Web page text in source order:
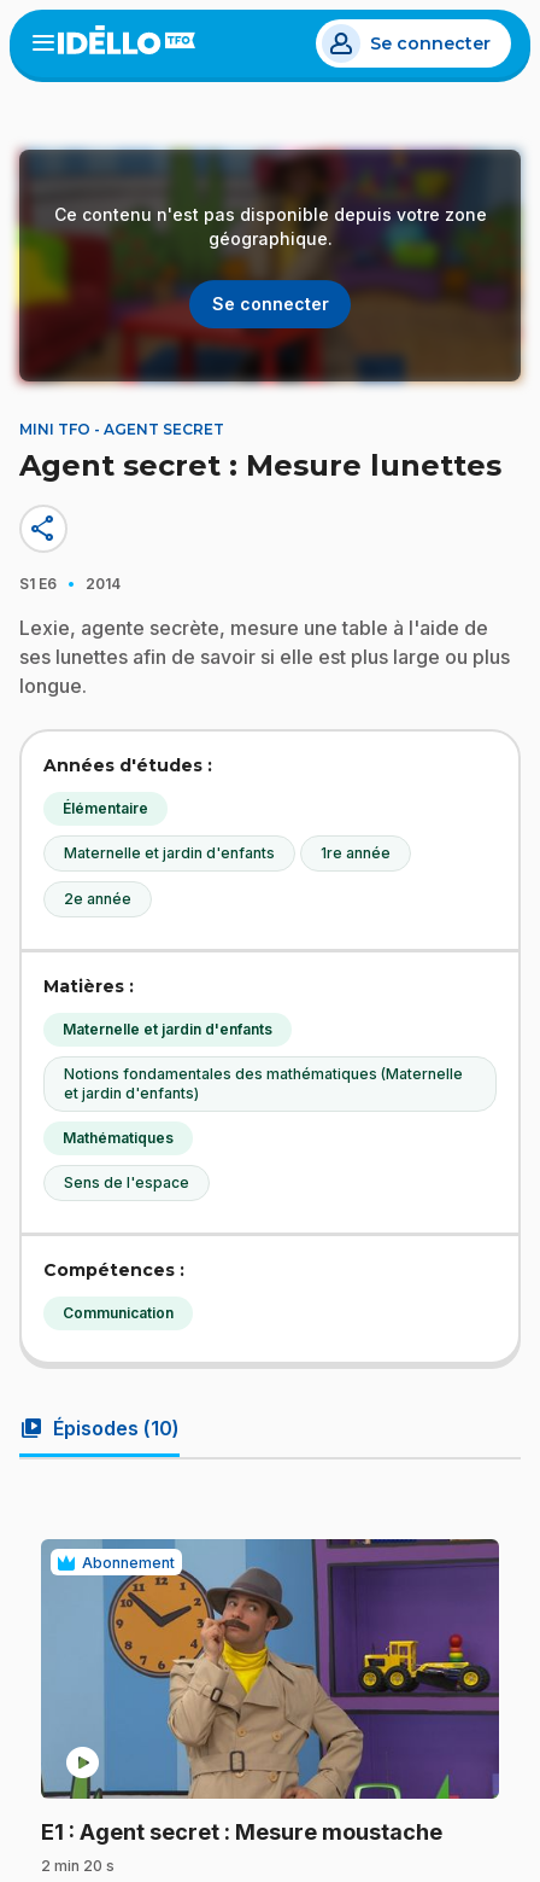
Aller
au
contenu
Open
menu
Se connecter
Ce contenu n'est pas disponible depuis votre zone
géographique.
Se connecter
MINI TFO - AGENT SECRET
Agent secret : Mesure lunettes
share
S1 E6 · 2014
Lexie, agente secrète, mesure une table à l'aide de
ses lunettes afin de savoir si elle est plus large ou plus
longue.
Années d'études :
Élémentaire
Maternelle et jardin d'enfants 1re année
2e année
Matières :
Maternelle et jardin d'enfants
Notions fondamentales des mathématiques (Maternelle
et jardin d'enfants)
Mathématiques
Sens de l'espace
Compétences :
Communication
video_library Épisodes (10)
Abonnement
play_circle
E1 : Agent secret : Mesure moustache.
2 min 20 s